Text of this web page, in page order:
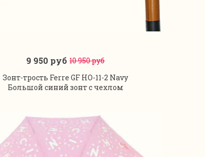
В корзину
9 950 руб10 950 руб
Зонт-трость Ferre GF HO-11-2 Navy
Большой синий зонт с чехлом